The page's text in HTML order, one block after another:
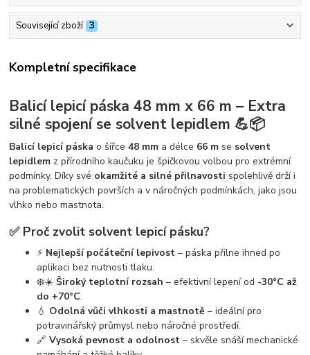
Související zboží 3
Kompletní specifikace
Balicí lepicí páska 48 mm x 66 m – Extra
silné spojení se solvent lepidlem 💪📦
Balicí lepicí páska o šířce48 mm a délce 66 m se solvent
lepidlem z přírodního kaučuku je špičkovou volbou pro extrémní
podmínky. Díky své okamžité a silné přilnavosti spolehlivě drží i
na problematických površích a v náročných podmínkách, jako jsou
vlhko nebo mastnota.
✅ Proč zvolit solvent lepicí pásku?
⚡ Nejlepší počáteční lepivost – páska přilne ihned po
aplikaci bez nutnosti tlaku.
❄️☀️Široký teplotní rozsah – efektivní lepení od -30°C až
do +70°C.
💧 Odolná vůči vlhkosti a mastnotě – ideální pro
potravinářský průmysl nebo náročné prostředí.
🔗Vysoká pevnost a odolnost – skvěle snáší mechanické